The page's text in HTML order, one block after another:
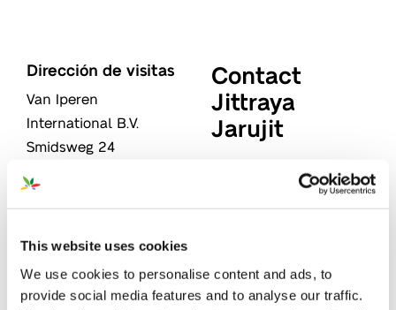
This website uses cookies
We use cookies to personalise content and ads, to
provide social media features and to analyse our traffic.
Dirección de visitas
Van Iperen
International B.V.
Smidsweg 24
Países Bajos
Dirección postal
Van Iperen
International B.V.
Contact
Jittraya
Jarujit
" señala los campos
obligatorios